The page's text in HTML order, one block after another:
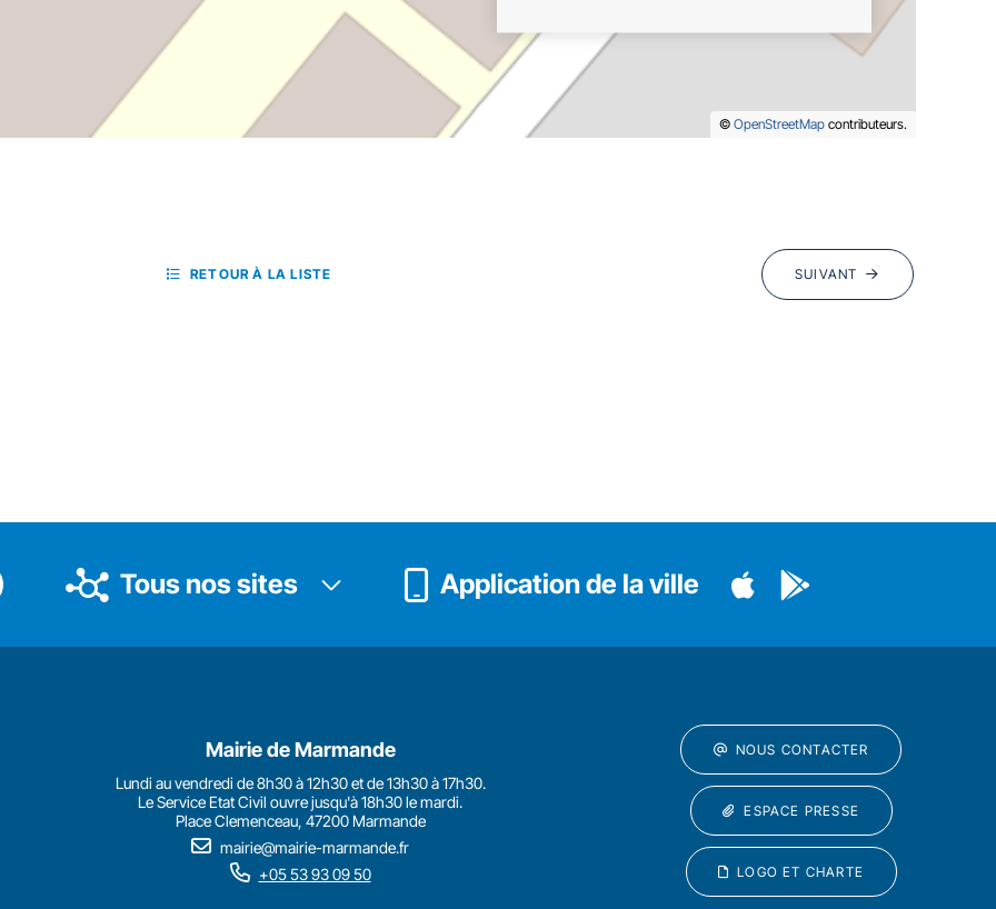
© OpenStreetMap contributeurs.
RETOUR À LA LISTE SUIVANT
Tous nos sites Application de la ville
Mairie de Marmande
Lundi au vendredi de 8h30 à 12h30 et de 13h30 à 17h30.
Le Service Etat Civil ouvre jusqu'à 18h30 le mardi.
Place Clemenceau, 47200 Marmande
mairie@mairie-marmande.fr
+05 53 93 09 50
NOUS CONTACTER
ESPACE PRESSE
LOGO ET CHARTE